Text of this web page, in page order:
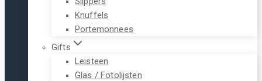
Knuffels
Portemonnees
Gifts
Leisteen
Glas / Fotolijsten